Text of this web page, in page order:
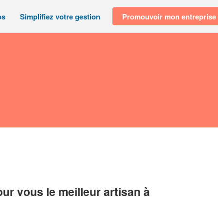
Simplifiez votre gestion Promouvoir mon entreprise
vous le meilleur artisan à